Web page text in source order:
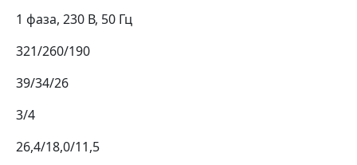
1 фаза, 230 В, 50 Гц
321/260/190
39/34/26
3/4
26,4/18,0/11,5